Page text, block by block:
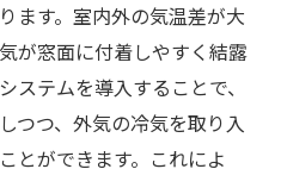
ます。室内外の気温差が大
が窓面に付着しやすく結露
ステムを導入することで、
つつ、外気の冷気を取り入
とができます。これによ